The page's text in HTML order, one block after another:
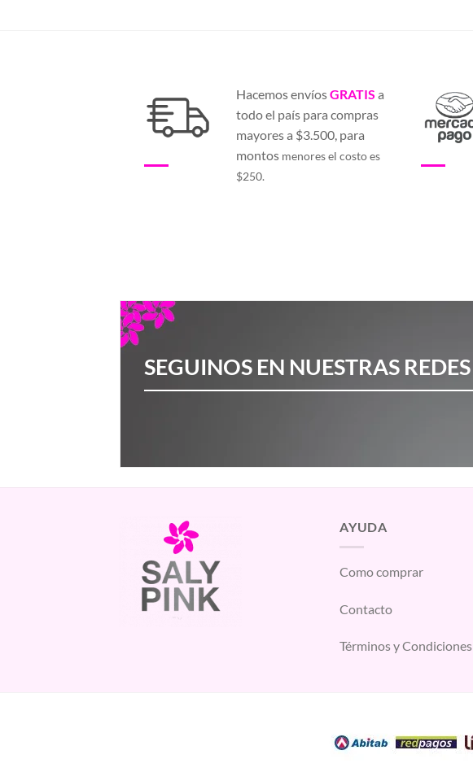
Hacemos envíosGRATIS a
todo el país para compras
mayores a $3.500, para
montos menores el costo es
$250.
SEGUINOS EN NUESTRAS REDES
AYUDA
Como comprar
Contacto
Términos y Condiciones